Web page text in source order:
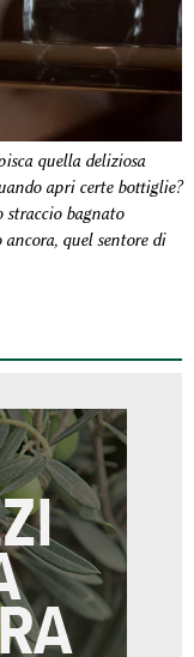
quella deliziosa
apri certe bottiglie?
bagnato
quel sentore di